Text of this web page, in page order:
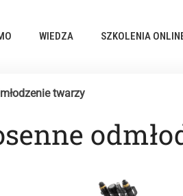
WIEDZA SZKOLENIA
twarzy